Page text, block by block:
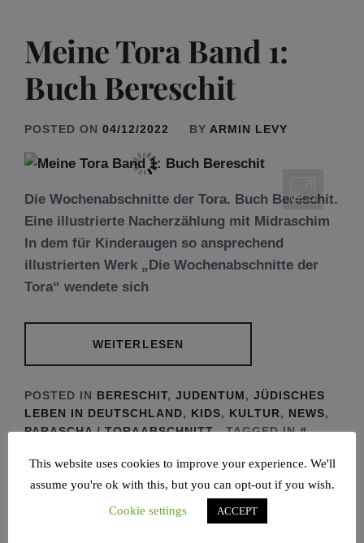
Meine Tora Band 1:
Buch Bereschit
POSTED ON 04/12/2022 BY ARMIN LEVY
Die Wochenabschnitte der Tora. Buch Bereschit.
Eine illustrierte Nacherzählung mit Midraschim
In dem für Kinderaugen so ansprechend
illustrierten Werk „Die Wochenabschnitte der
Tora“ wendete sich
WEITERLESEN
POSTED IN BERESCHIT, JUDENTUM, JÜDISCHES
LEBEN IN DEUTSCHLAND, KIDS, KULTUR, NEWS,
PARASCHA / TORAABSCHNITT
TAGGED IN
DER TORA,
EINE ILLUSTRIERTE
NACHERZÄHLUNG MIT MIDRASCHIM,
IGOR
JOURIST VERLAG, KATZ TOVA
RAAWI VERLAG
This website uses cookies to improve your experience. We'll
assume you're ok with this, but you can opt-out if you wish.
Cookie settings
ACCEPT